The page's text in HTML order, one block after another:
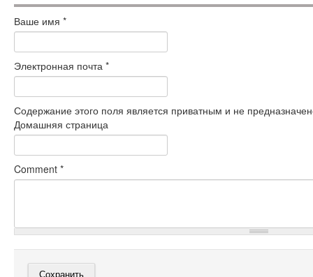
Ваше имя *
Электронная почта *
Содержание этого поля является приватным и не
Домашняя страница
Comment *